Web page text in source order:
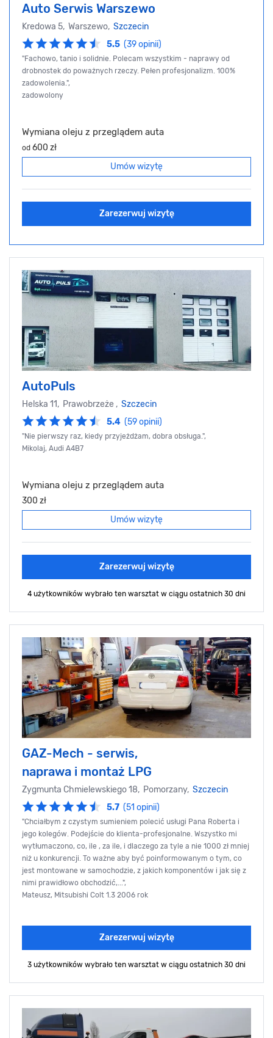
Auto Serwis Warszewo
Kredowa 5, Warszewo, Szczecin
5.5 (39 opinii)
"Fachowo, tanio i solidnie. Polecam wszystkim - naprawy od
drobnostek do poważnych rzeczy. Pełen profesjonalizm. 100%
zadowolenia.",
zadowolony
Wymiana oleju z przeglądem auta
od 600 zł
Umów wizytę
Zarezerwuj wizytę
AutoPuls
Helska 11, Prawobrzeże , Szczecin
5.4 (59 opinii)
"Nie pierwszy raz, kiedy przyjeżdżam, dobra obsługa.",
Mikolaj, Audi A4B7
Wymiana oleju z przeglądem auta
300 zł
Umów wizytę
Zarezerwuj wizytę
4 użytkowników wybrało ten warsztat w ciągu ostatnich 30 dni
GAZ-Mech - serwis,
naprawa i montaż LPG
Zygmunta Chmielewskiego 18, Pomorzany, Szczecin
5.7 (51 opinii)
"Chciałbym z czystym sumieniem polecić usługi Pana Roberta i
jego kolegów. Podejście do klienta-profesjonalne. Wszystko mi
wytłumaczono, co, ile , za ile, i dlaczego za tyle a nie 1000 zł mniej
niż u konkurencji. To ważne aby być poinformowanym o tym, co
jest montowane w samochodzie, z jakich komponentów i jak się z
nimi prawidłowo obchodzić,...",
Mateusz, Mitsubishi Colt 1.3 2006 rok
Zarezerwuj wizytę
3 użytkowników wybrało ten warsztat w ciągu ostatnich 30 dni